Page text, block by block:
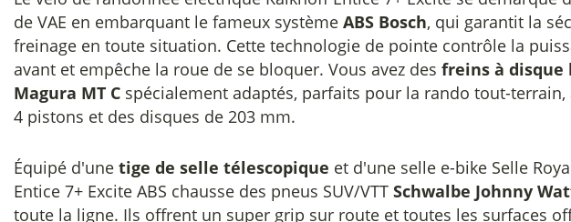
de VAE en embarquant le fameux systèmeABS Bosch, qui garantit la
freinage en toute situation. Cette technologie de pointe contrôle la
avant et empêche la roue de se bloquer. Vous avez desfreins à disque
Magura MT C spécialement adaptés, parfaits pour la rando tout-terrain,
4 pistons et des disques de 203 mm.
Équipé d'unetige de selle télescopique et d'une selle e-bike Selle
Entice 7+ Excite ABS chausse des pneus SUV/VTTSchwalbe Johnny
toute la ligne. Ils offrent un super grip sur route et toutes les surfaces